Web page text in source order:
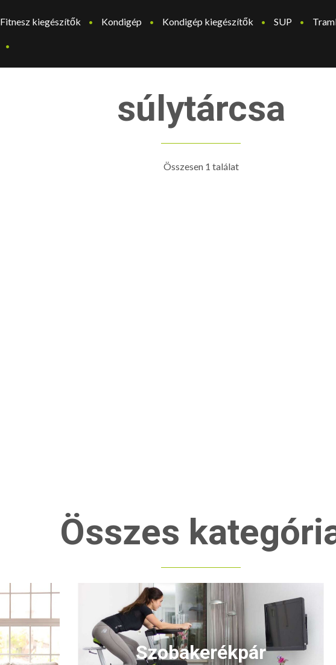
Fitnesz kiegészítők Kondigép Kondigép kiegészítők SUP
súlytárcsa
Összesen 1 találat
Összes
Szobakerékpár